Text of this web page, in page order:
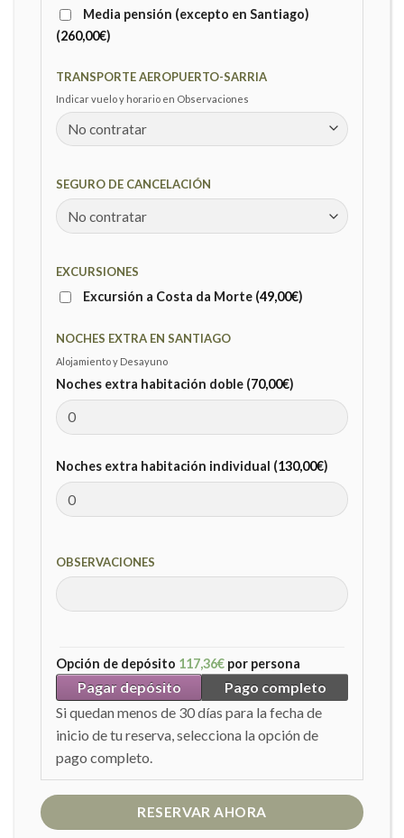
Media pensión (excepto en Santiago)
(260,00€)
TRANSPORTE AEROPUERTO-SARRIA
Indicar vuelo y horario en Observaciones
SEGURO DE CANCELACIÓN
EXCURSIONES
Excursión a Costa da Morte (49,00€)
NOCHES EXTRA EN SANTIAGO
Alojamiento y Desayuno
Noches extra habitación doble (70,00€)
Noches extra habitación individual (130,00€)
OBSERVACIONES
Opción de depósito 117,36€ por persona
Pagar depósito
Pago completo
Si quedan menos de 30 días para la fecha de
inicio de tu reserva, selecciona la opción de
pago completo.
RESERVAR AHORA